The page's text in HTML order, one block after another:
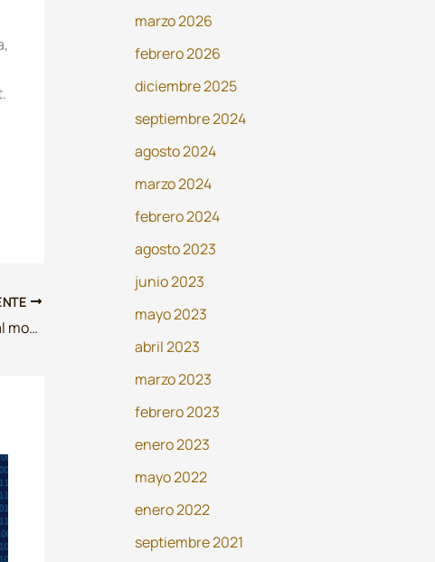
Cuidado con las estafas en Internet al momento de alquilar un piso
marzo 2026
febrero 2026
diciembre 2025
septiembre 2024
agosto 2024
marzo 2024
febrero 2024
agosto 2023
junio 2023
mayo 2023
abril 2023
marzo 2023
febrero 2023
enero 2023
mayo 2022
enero 2022
septiembre 2021